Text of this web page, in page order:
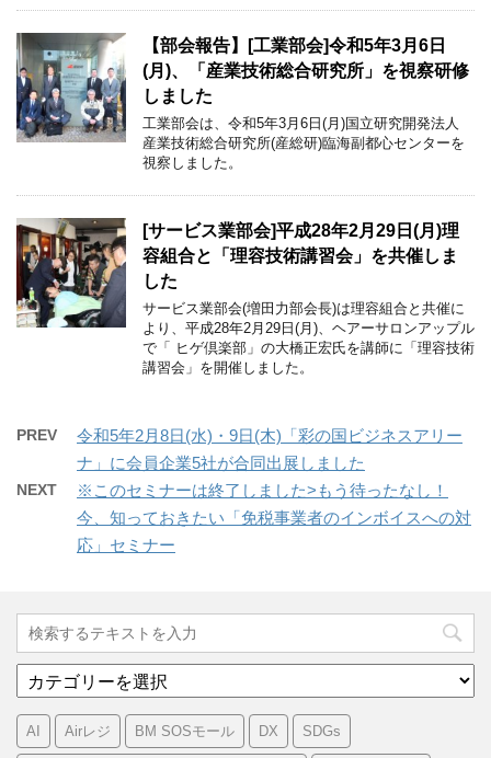
【部会報告】[工業部会]令和5年3月6日
(月)、「産業技術総合研究所」を視察研修
しました
工業部会は、令和5年3月6日(月)国立研究開発法人
産業技術総合研究所(産総研)臨海副都心センターを
視察しました。
[サービス業部会]平成28年2月29日(月)理
容組合と「理容技術講習会」を共催しま
した
サービス業部会(増田力部会長)は理容組合と共催に
より、平成28年2月29日(月)、ヘアーサロンアップル
で「 ヒゲ倶楽部」の大橋正宏氏を講師に「理容技術
講習会」を開催しました。
PREV
令和5年2月8日(水)・9日(木)「彩の国ビジネスアリー
ナ」に会員企業5社が合同出展しました
NEXT
※このセミナーは終了しました>もう待ったなし！
今、知っておきたい「免税事業者のインボイスへの対
応」セミナー
テ
ゴ
リ
AI Airレジ BM SOSモール DX SDGs